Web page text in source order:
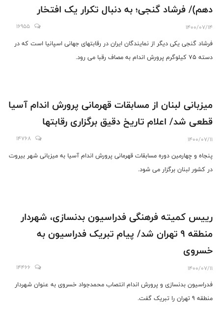
دهم)/ فرشاد گنجی؛ به دنبال تکرار یک افتخار
1400/07/14
16955
فرشاد گنجی یکی دیگر از نمایندگان ایران در رقابتهای جهانی اسپانیا است که در
دسته 75 کیلوگرم پرورش اندام به مصاف رقبا می رود.
میزبانی لبنان از مسابقات قهرمانی پرورش اندام آسیا
قطعی شد/ اعلام تاریخ دقیق برگزاری رقابتها
1400/07/11
14768
پنجاه و چهارمین دوره مسابقات قهرمانی پرورش اندام آسیا به میزبانی شهر بیروت
در کشور لبنان برگزار می شود.
رییس کمیته فرهنگی فدراسیون بدنسازی، شهردار
منطقه 9 تهران شد/ پیام تبریک فدراسیون به
خسروی
1400/07/11
14466
فدراسیون بدنسازی و پرورش اندام انتصاب محمدجواد خسروی به عنوان شهردار
منطقه 9 تهران را تبریک گفت.